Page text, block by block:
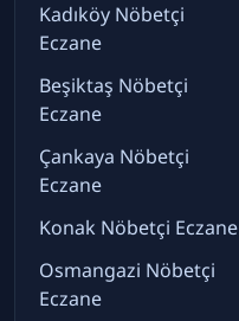
Kadıköy Nöbetçi
Eczane
Beşiktaş Nöbetçi
Eczane
Çankaya Nöbetçi
Eczane
Konak Nöbetçi Eczane
Osmangazi Nöbetçi
Eczane